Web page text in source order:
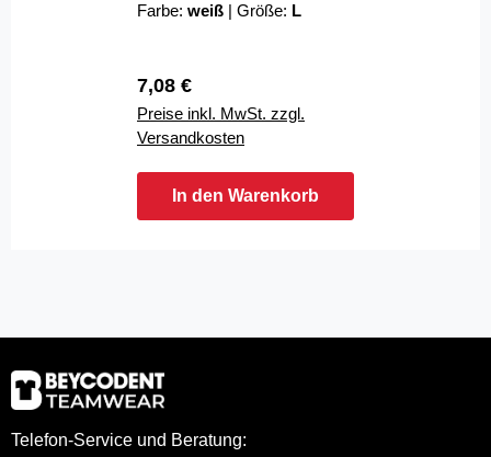
Farbe: weiß | Größe: L
Regulärer Preis:
7,08 €
Preise inkl. MwSt. zzgl.
Versandkosten
In den Warenkorb
Telefon-Service und Beratung: